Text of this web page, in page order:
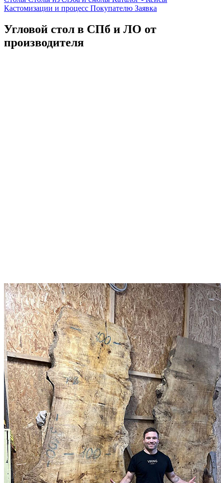
Кастомизации и процесс Покупателю Заявка
Угловой стол в СПб и ЛО от
производителя